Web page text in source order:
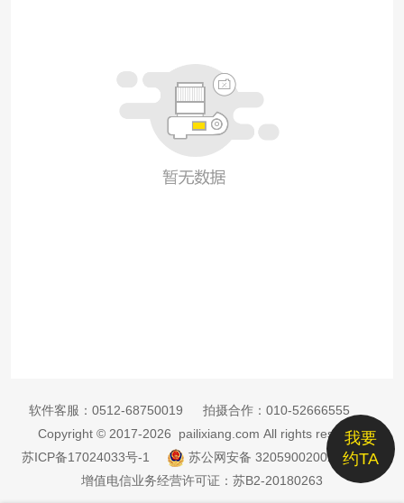
我要
约TA
软件客服： 0512-68750019 拍摄合作： 010-52666555
Copyright © 2017-2026 pailixiang.com All rights reserved
苏ICP备17024033号-1
苏公网安备 32059002002885号
增值电信业务经营许可证：苏B2-20180263